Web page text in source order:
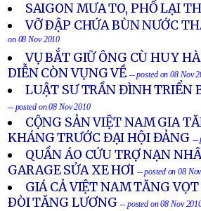
SAIGON MƯA TO, PHỐ LẠI
VỠ ÐẬP CHỨA BÙN NƯỚC
on 08 Nov 2010
VỤ BẮT GIỮ ÔNG CÙ HUY
DIỄN CÒN VỤNG VỀ -- posted on 08 Nov
LUẬT SƯ TRẦN ĐÌNH TRIỂN
-- posted on 08 Nov 2010
CỘNG SẢN VIỆT NAM GIA
KHÁNG TRƯỚC ĐẠI HỘI ĐẢNG --
QUẦN ÁO CỨU TRỢ NẠN
GARAGE SỬA XE HƠI -- posted on 08
GIÁ CẢ VIỆT NAM TĂNG
ÐÒI TĂNG LƯƠNG -- posted on 08 Nov